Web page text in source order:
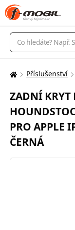
Vyhledávání
Zde
nacházíte:
Příslušenství
ZADNÍ KRYT
PRO APPLE
ČERNÁ